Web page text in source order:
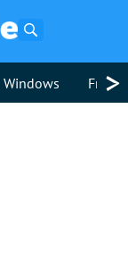
Windows >